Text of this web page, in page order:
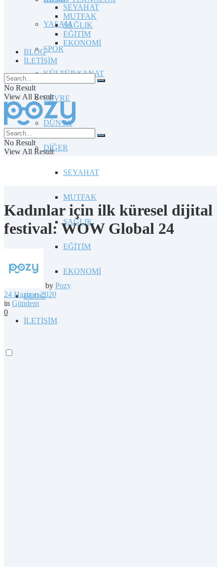
YAŞAM
SPOR
KÜLTÜR/SANAT
ÇEVRE
DÜNYA
DİĞER
SEYAHAT
MUTFAK
SAĞLIK
EĞİTİM
EKONOMİ
BLOG
İLETİŞİM
SEYAHAT
MUTFAK
SAĞLIK
EĞİTİM
EKONOMİ
BLOG
İLETİŞİM
No Result
View All Result
No Result
View All Result
Kadınlar için ilk küresel dijital
festival: WOW Global 24
by Pozy
24 Haziran 2020
in Gündem
0